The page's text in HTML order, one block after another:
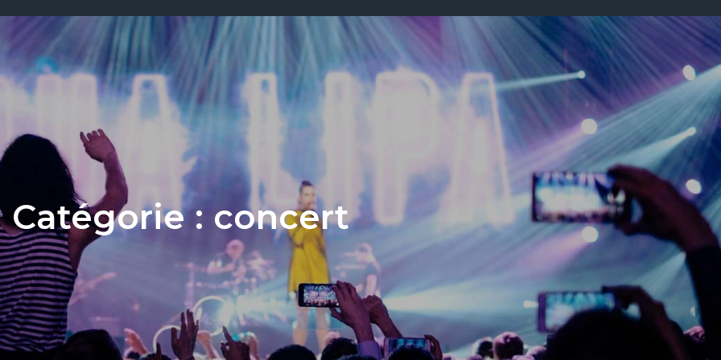
Catégorie : concert